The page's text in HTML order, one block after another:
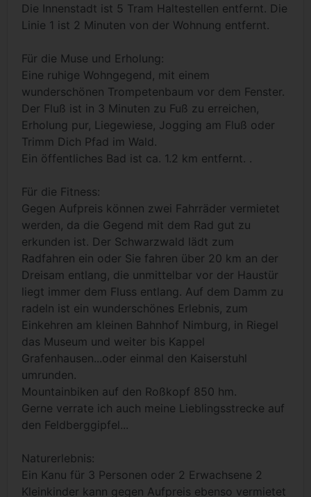
Die Innenstadt ist 5 Tram Haltestellen entfernt. Die
Linie 1 ist 2 Minuten von der Wohnung entfernt.
Für die Muse und Erholung:
Eine ruhige Wohngegend, mit einem
wunderschönen Trompetenbaum vor dem Fenster.
Der Fluß ist in 3 Minuten zu Fuß zu erreichen,
Erholung pur, Liegewiese, Jogging am Fluß oder
Trimm Dich Pfad im Wald.
Ein öffentliches Bad ist ca. 1.2 km entfernt. .
Für die Fitness:
Gegen Aufpreis können zwei Fahrräder vermietet
werden, da die Gegend mit dem Rad gut zu
erkunden ist. Der Schwarzwald lädt zum
Radfahren ein oder Sie fahren über 20 km an der
Dreisam entlang, die unmittelbar vor der Haustür
liegt immer dem Fluss entlang. Auf dem Damm zu
radeln ist ein wunderschönes Erlebnis, zum
Einkehren am kleinen Bahnhof Nimburg, in Riegel
das Museum und weiter bis Kappel
Grafenhausen...oder einmal den Kaiserstuhl
umrunden.
Mountainbiken auf den Roßkopf 850 hm.
Gerne verrate ich auch meine Lieblingsstrecke auf
den Feldberggipfel...
Naturerlebnis:
Ein Kanu für 3 Personen oder 2 Erwachsene 2
Kleinkinder kann gegen Aufpreis ebenso vermietet